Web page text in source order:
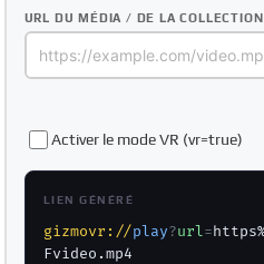
URL DU MÉDIA / DE LA COLLECTION
Activer le mode VR (vr=true)
LIEN GÉNÉRÉ
gizmovr://play?url=
Fvideo.mp4